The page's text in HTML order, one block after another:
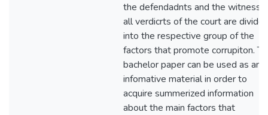
the defendadnts and the
all verdicrts of the court are
into the respective group of the
factors that promote corrupiton.
bachelor paper can be used as an
infomative material in order to
acquire summerized information
about the main factors that